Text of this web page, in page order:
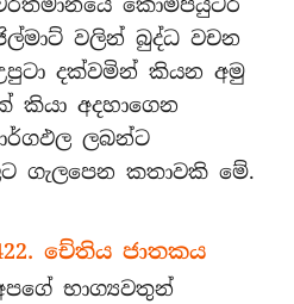
වලින් බුද්ධ වචන
දක්වමින් කියන අමු
කියා අදහාගෙන
ලබන්ට
ගැලපෙන කතාවකි මේ.
චේතිය ජාතකය
භාග්‍යවතුන්